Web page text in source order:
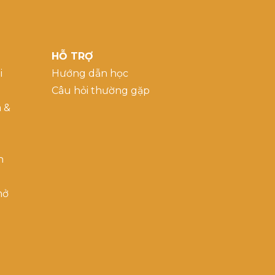
&
HỖ TRỢ
Hướng dẫn học
Câu hỏi thường gặp